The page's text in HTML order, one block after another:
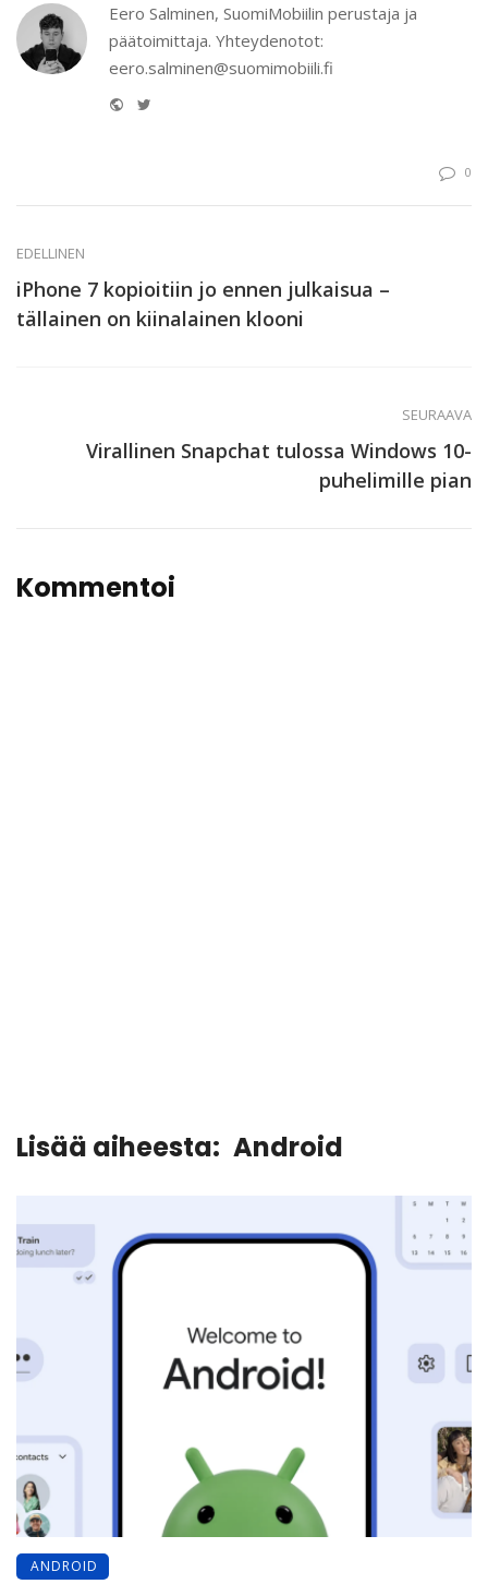
Eero Salminen, SuomiMobiilin perustaja ja
päätoimittaja. Yhteydenotot:
eero.salminen@suomimobiili.fi
Website
0
EDELLINEN
iPhone 7 kopioitiin jo ennen julkaisua –
tällainen on kiinalainen klooni
SEURAAVA
Virallinen Snapchat tulossa Windows 10-
puhelimille pian
Kommentoi
Lisää aiheesta: Android
ANDROID